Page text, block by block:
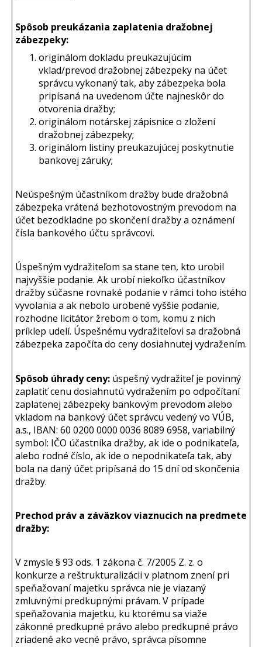
Spôsob preukázania zaplatenia dražobnej
zábezpeky:
originálom dokladu preukazujúcim
vklad/prevod dražobnej zábezpeky na účet
správcu vykonaný tak, aby zábezpeka bola
pripísaná na uvedenom účte najneskôr do
otvorenia dražby;
originálom notárskej zápisnice o zložení
dražobnej zábezpeky;
originálom listiny preukazujúcej poskytnutie
bankovej záruky;
Neúspešným účastníkom dražby bude dražobná
zábezpeka vrátená bezhotovostným prevodom na
účet bezodkladne po skončení dražby a oznámení
čísla bankového účtu správcovi.
Úspešným vydražiteľom sa stane ten, kto urobil
najvyššie podanie. Ak urobí niekoľko účastníkov
dražby súčasne rovnaké podanie v rámci toho istého
vyvolania a ak nebolo urobené vyššie podanie,
rozhodne licitátor žrebom o tom, komu z nich
príklep udelí. Úspešnému vydražiteľovi sa dražobná
zábezpeka započíta do ceny dosiahnutej vydražením.
Spôsob úhrady ceny: úspešný vydražiteľ je povinný
zaplatiť cenu dosiahnutú vydražením po odpočítaní
zaplatenej zábezpeky bankovým prevodom alebo
vkladom na bankový účet správcu vedený vo VÚB,
a.s., IBAN: 60 0200 0000 0036 8089 6958, variabilný
symbol: IČO účastníka dražby, ak ide o podnikateľa,
alebo rodné číslo, ak ide o nepodnikateľa tak, aby
bola na daný účet pripísaná do 15 dní od skončenia
dražby.
Prechod práv a záväzkov viaznucich na predmete
dražby:
V zmysle § 93 ods. 1 zákona č. 7/2005 Z. z. o
konkurze a reštrukturalizácii v platnom znení pri
speňažovaní majetku správca nie je viazaný
zmluvnými predkupnými právam. V prípade
speňažovania majetku, ku ktorému sa viaže
zákonné predkupné právo alebo predkupné právo
zriadené ako vecné právo, správca písomne